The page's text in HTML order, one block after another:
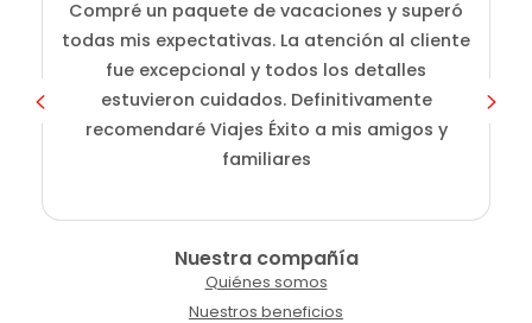
Compré un paquete de vacaciones y superó
todas mis expectativas. La atención al cliente
fue excepcional y todos los detalles
estuvieron cuidados. Definitivamente
recomendaré Viajes Éxito a mis amigos y
familiares
Nuestra compañía
Quiénes somos
Nuestros beneficios